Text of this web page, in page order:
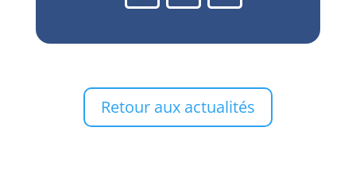
Retour aux actualités